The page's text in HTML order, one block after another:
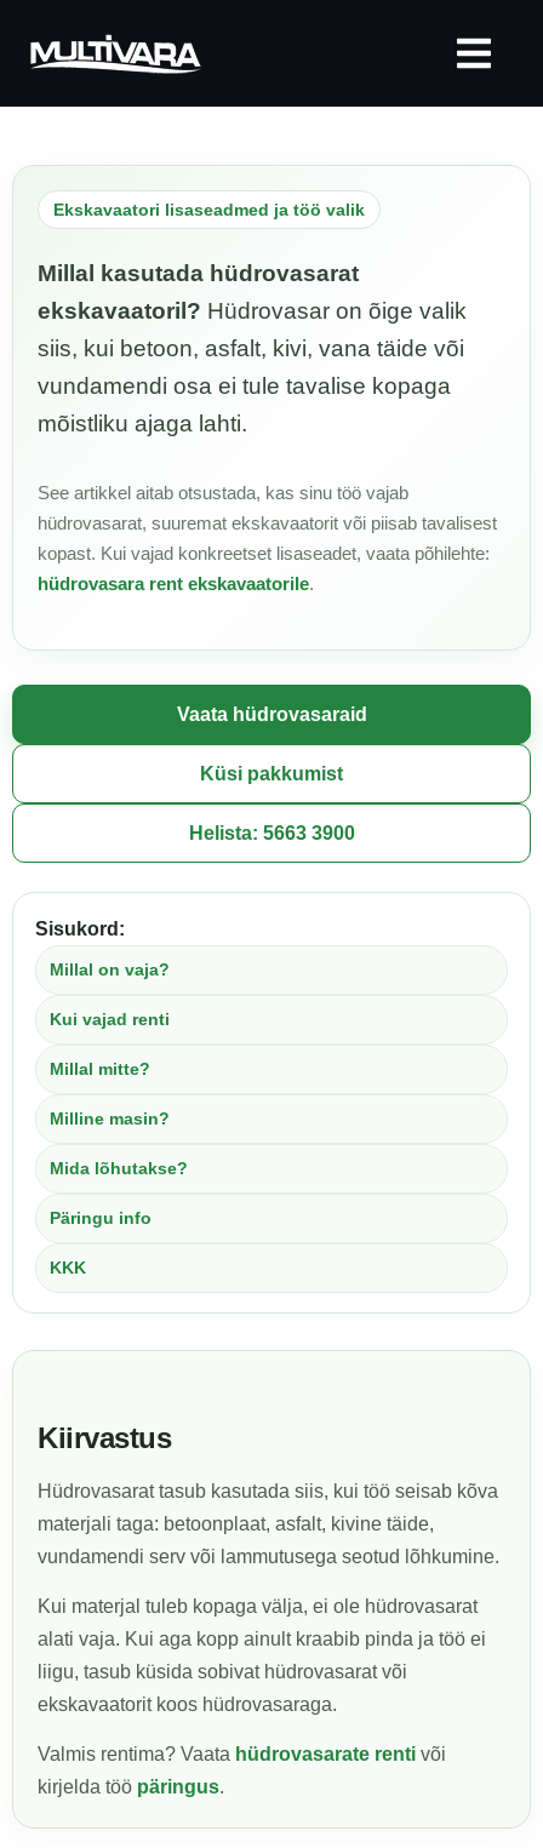
Ekskavaatori lisaseadmed ja töö valik
Millal kasutada hüdrovasarat
ekskavaatoril? Hüdrovasar on õige valik
siis, kui betoon, asfalt, kivi, vana täide või
vundamendi osa ei tule tavalise kopaga
mõistliku ajaga lahti.
See artikkel aitab otsustada, kas sinu töö vajab
hüdrovasarat, suuremat ekskavaatorit või piisab tavalisest
kopast. Kui vajad konkreetset lisaseadet, vaata põhilehte:
hüdrovasara rent ekskavaatorile.
Vaata hüdrovasaraid
Küsi pakkumist
Helista: 5663 3900
Sisukord:
Millal on vaja?
Kui vajad renti
Millal mitte?
Milline masin?
Mida lõhutakse?
Päringu info
KKK
Kiirvastus
Hüdrovasarat tasub kasutada siis, kui töö seisab kõva
materjali taga: betoonplaat, asfalt, kivine täide,
vundamendi serv või lammutusega seotud lõhkumine.
Kui materjal tuleb kopaga välja, ei ole hüdrovasarat
alati vaja. Kui aga kopp ainult kraabib pinda ja töö ei
liigu, tasub küsida sobivat hüdrovasarat või
ekskavaatorit koos hüdrovasaraga.
Valmis rentima? Vaata hüdrovasarate renti või
kirjelda töö päringus.